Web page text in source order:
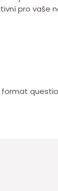
pro vaše